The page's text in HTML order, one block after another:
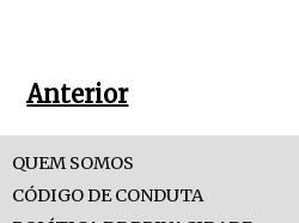
Anterior
QUEM SOMOS
CÓDIGO DE CONDUTA